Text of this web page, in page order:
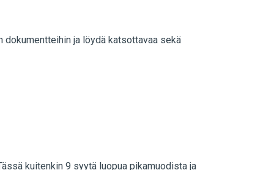
ja löydä katsottavaa sekä
kuitenkin 9 syytä luopua pikamuodista ja